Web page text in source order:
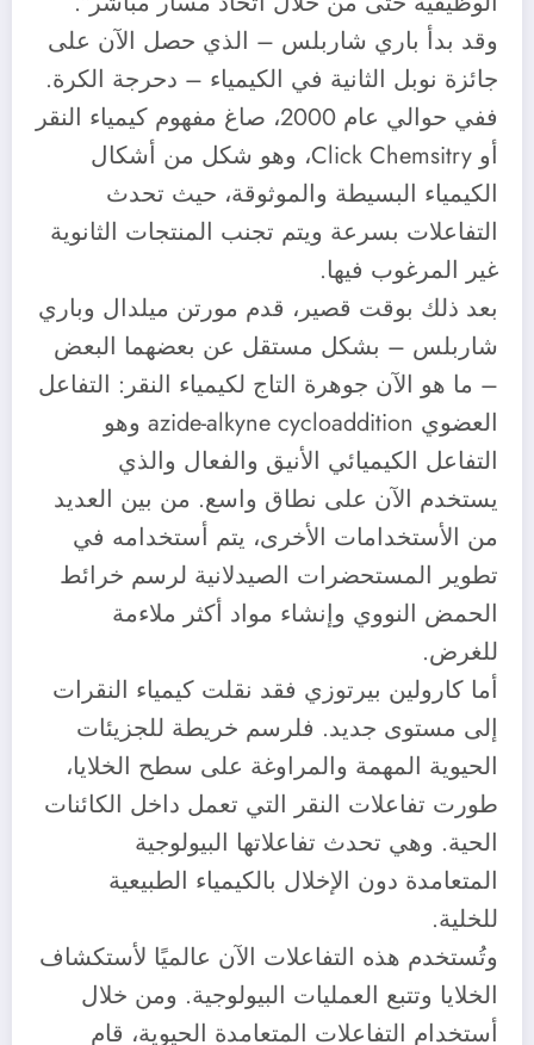
وقد بدأ باري شاربلس – الذي حصل الآن على
جائزة نوبل الثانية في الكيمياء – دحرجة الكرة.
ففي حوالي عام 2000، صاغ مفهوم كيمياء النقر
أو Click Chemsitry، وهو شكل من أشكال
الكيمياء البسيطة والموثوقة، حيث تحدث
التفاعلات بسرعة ويتم تجنب المنتجات الثانوية
غير المرغوب فيها.
بعد ذلك بوقت قصير، قدم مورتن ميلدال وباري
شاربلس – بشكل مستقل عن بعضهما البعض
– ما هو الآن جوهرة التاج لكيمياء النقر: التفاعل
العضوي azide-alkyne cycloaddition وهو
التفاعل الكيميائي الأنيق والفعال والذي
يستخدم الآن على نطاق واسع. من بين العديد
من الأستخدامات الأخرى، يتم أستخدامه في
تطوير المستحضرات الصيدلانية لرسم خرائط
الحمض النووي وإنشاء مواد أكثر ملاءمة
للغرض.
أما كارولين بيرتوزي فقد نقلت كيمياء النقرات
إلى مستوى جديد. فلرسم خريطة للجزيئات
الحيوية المهمة والمراوغة على سطح الخلايا،
طورت تفاعلات النقر التي تعمل داخل الكائنات
الحية. وهي تحدث تفاعلاتها البيولوجية
المتعامدة دون الإخلال بالكيمياء الطبيعية
للخلية.
وتُستخدم هذه التفاعلات الآن عالميًا لأستكشاف
الخلايا وتتبع العمليات البيولوجية. ومن خلال
أستخدام التفاعلات المتعامدة الحيوية، قام